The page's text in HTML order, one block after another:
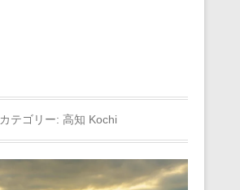
カテゴリー: 高知 Kochi